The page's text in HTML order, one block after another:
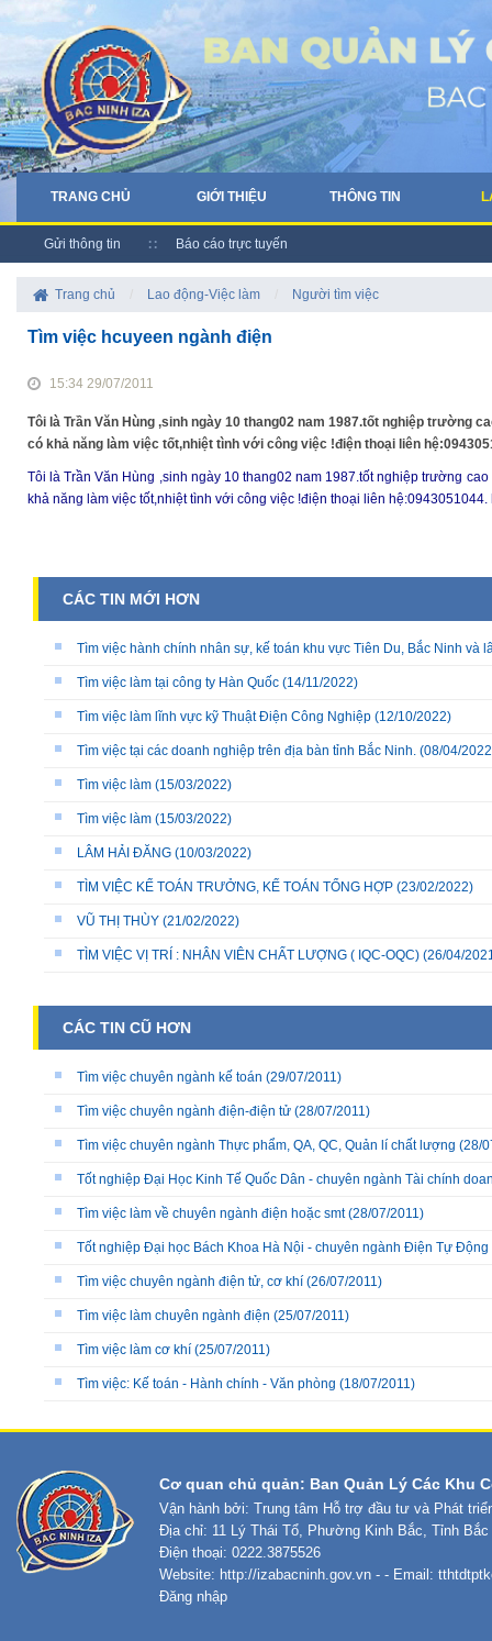
TRANG CHỦ GIỚI THIỆU THÔNG TIN
Gửi thông tin Báo cáo trực tuyến
Trang chủ Lao động-Việc làm Người tìm việc
Tìm việc hcuyeen ngành điện
15:34 29/07/2011
Tôi là Trần Văn Hùng ,sinh ngày 10 thang02 nam 1987.tốt nghiệp trường
có khả năng làm việc tốt,nhiệt tình với công việc !điện thoại liên
Tôi là Trần Văn Hùng ,sinh ngày 10 thang02 nam 1987.tốt nghiệp trường
khả năng làm việc tốt,nhiệt tình với công việc !điện thoại liên
CÁC TIN MỚI HƠN
Tìm việc hành chính nhân sự, kế toán khu vực Tiên Du, Bắc Ninh và
Tìm việc làm tại công ty Hàn Quốc (14/11/2022)
Tìm việc làm lĩnh vực kỹ Thuật Điện Công Nghiệp (12/10/2022)
Tìm việc tại các doanh nghiệp trên địa bàn tỉnh Bắc Ninh. (08/04/
Tìm việc làm (15/03/2022)
Tìm việc làm (15/03/2022)
LÂM HẢI ĐĂNG (10/03/2022)
TÌM VIỆC KẾ TOÁN TRƯỞNG, KẾ TOÁN TỔNG HỢP (23/02/2022)
VŨ THỊ THÙY (21/02/2022)
TÌM VIỆC VỊ TRÍ : NHÂN VIÊN CHẤT LƯỢNG ( IQC-OQC) (26/04/
CÁC TIN CŨ HƠN
Tìm việc chuyên ngành kế toán (29/07/2011)
Tìm việc chuyên ngành điện-điện tử (28/07/2011)
Tìm việc chuyên ngành Thực phẩm, QA, QC, Quản lí chất lượng (28/
Tốt nghiệp Đại Học Kinh Tế Quốc Dân - chuyên ngành Tài chính
Tìm việc làm về chuyên ngành điện hoặc smt(28/07/2011)
Tốt nghiệp Đại học Bách Khoa Hà Nội - chuyên ngành Điện Tự Động
Tìm việc chuyên ngành điện tử, cơ khí (26/07/2011)
Tìm việc làm chuyên ngành điện (25/07/2011)
Tìm việc làm cơ khí (25/07/2011)
Tìm việc: Kế toán - Hành chính - Văn phòng (18/07/2011)
Cơ quan chủ quản: Ban Quản Lý Các Khu
Vận hành bởi: Trung tâm Hỗ trợ đầu tư và Phát
Địa chỉ: 11 Lý Thái Tổ, Phường Kinh Bắc, Tỉnh Bắc
Điện thoại: 0222.3875526
Website: http://izabacninh.gov.vn - - Email:
Đăng nhập